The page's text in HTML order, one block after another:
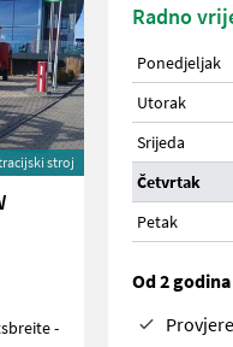
stroj
Radno
Ponedjeljak
Utorak
Srijeda
Četvrtak
Petak
Od 2